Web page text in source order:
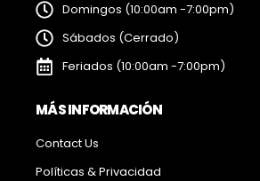
Domingos (10:00am -7:00pm)
Sábados (Cerrado)
Feriados (10:00am -7:00pm)
MÁS INFORMACIÓN
Contact Us
Políticas & Privacidad